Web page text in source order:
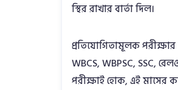
স্থির রাখার বার্তা দিল।
প্রতিযোগিতামূলক পরীক্ষার
WBCS, WBPSC, SSC,
পরীক্ষাই হোক, এই মাসের